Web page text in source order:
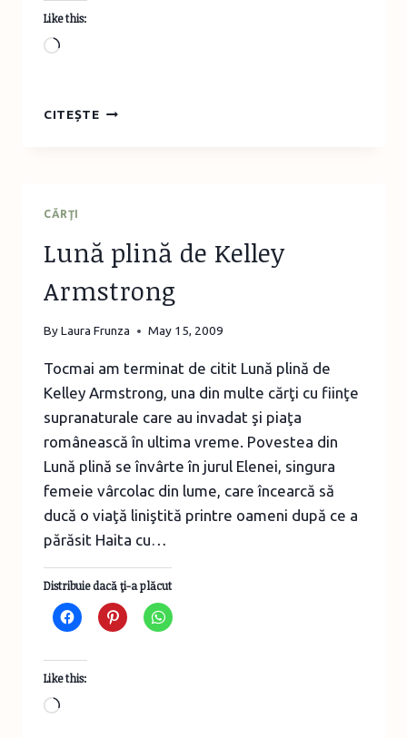
Like this:
Loading…
CITEȘTEIDEI
CĂRŢI
Lună plină de Kelley
Armstrong
ByLaura Frunza May 15, 2009
Tocmai am terminat de citit Lună plină de
Kelley Armstrong, una din multe cărţi cu fiinţe
supranaturale care au invadat şi piaţa
românească în ultima vreme. Povestea din
Lună plină se învârte în jurul Elenei, singura
femeie vârcolac din lume, care încearcă să
ducă o viaţă liniştită printre oameni după ce a
părăsit Haita cu…
Distribuie dacă ţi-a plăcut
Like this:
Loading…